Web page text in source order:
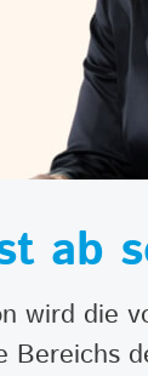
ab
wird die
Bereichs